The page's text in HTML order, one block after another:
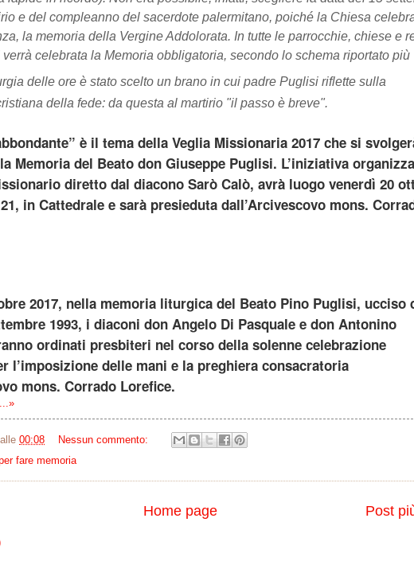
e del compleanno del sacerdote palermitano, poiché la Chiesa
la memoria della Vergine Addolorata. In tutte le parrocchie, chiese e
verrà celebrata la Memoria obbligatoria, secondo lo schema riportato più
delle ore è stato scelto un brano in cui padre Puglisi riflette sulla
della fede: da questa al martirio "il passo è breve".
è il tema della Veglia Missionaria 2017 che si
Memoria del Beato don Giuseppe Puglisi. L’iniziativa
diretto dal diacono Sarò Calò, avrà luogo venerdì 20
in Cattedrale e sarà presieduta dall’Arcivescovo mons.
2017, nella memoria liturgica del Beato Pino Puglisi, ucciso
1993, i diaconi don Angelo Di Pasquale e don Antonino
ordinati presbiteri nel corso della solenne celebrazione
l’imposizione delle mani e la preghiera consacratoria
mons. Corrado Lorefice.
alle 00:08
Nessun commento:
fare memoria
Post
Home page